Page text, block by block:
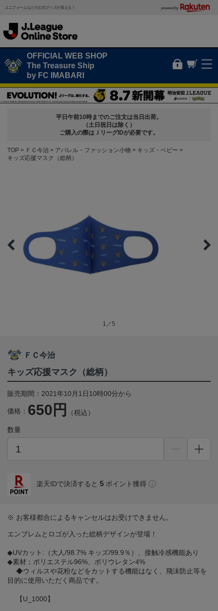
ユニフォームなどの公式グッズが買える！ powered by
OFFICIAL WEB SHOP
The Treasure Ship
by FC IMABARI
平日午前10時までのご注文は当日出荷。
（土日祝日は除く）
ご購入の際はＪリーグIDが必要です。
TOP ＦＣ今治 アパレル・ファッション小物
キッズ・ベビー
キッズ応援マスク（総柄）
1／5
ＦＣ今治
キッズ応援マスク（総柄）
販売期間：2021年10月1日10時00分から
価格： 650円 （税込）
数量
楽天IDで決済すると 5 ポイント獲得
※ お客様都合によるキャンセルはお受けできません。
エンブレムとロゴが入った総柄デザインが登場！
◆UVカット:（大人/98.7% キッズ/99.9％）、接触冷感機能あり
◆素材；ポリエステル96%、ポリウレタン4%
◆ウィルスや花粉などをカットする機能はなく、飛沫防止等を
目的に使用いただく商品です。
【U_1000】